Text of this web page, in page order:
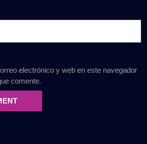
electrónico y web en este navegador
comente.